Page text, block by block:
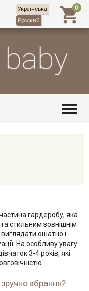


гардеробу, яка
стильним зовнішнім
ошатно і
На особливу увагу
3-4 років, які
вбрання?
Українська
Русский